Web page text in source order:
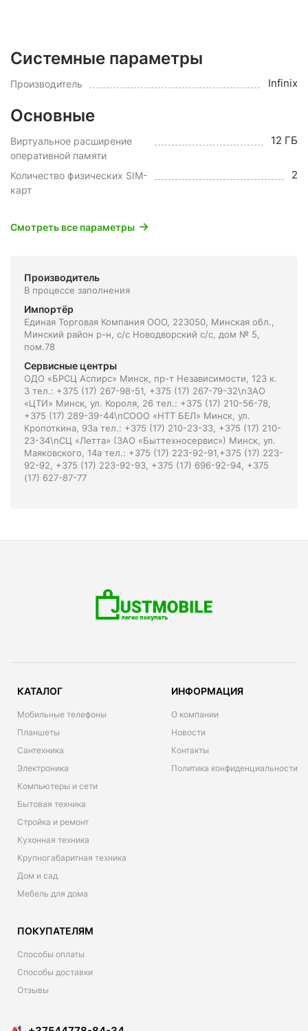
Системные параметры
Производитель Infinix
Основные
Виртуальное расширение
оперативной памяти
12 ГБ
Количество физических SIM-
карт
2
Смотреть все параметры
Производитель
В процессе заполнения
Импортёр
Единая Торговая Компания ООО, 223050, Минская обл.,
Минский район р-н, с/с Новодворский с/с, дом № 5,
пом.78
Сервисные центры
ОДО «БРСЦ Аспирс» Минск, пр-т Независимости, 123 к.
3 тел.: +375 (17) 267-98-51, +375 (17) 267-79-32\nЗАО
«ЦТИ» Минск, ул. Короля, 26 тел.: +375 (17) 210-56-78,
+375 (17) 289-39-44\nСООО «НТТ БЕЛ» Минск, ул.
Кропоткина, 93а тел.: +375 (17) 210-23-33, +375 (17) 210-
23-34\nСЦ «Летта» (ЗАО «Быттехносервис») Минск, ул.
Маяковского, 14а тел.: +375 (17) 223-92-91,+375 (17) 223-
92-92, +375 (17) 223-92-93, +375 (17) 696-92-94, +375
(17) 627-87-77
КАТАЛОГ
Мобильные телефоны
Планшеты
Сантехника
Электроника
Компьютеры и сети
Бытовая техника
Стройка и ремонт
Кухонная техника
Крупногабаритная техника
Дом и сад
Мебель для дома
ИНФОРМАЦИЯ
О компании
Новости
Контакты
Политика конфиденциальности
ПОКУПАТЕЛЯМ
Способы оплаты
Способы доставки
Отзывы